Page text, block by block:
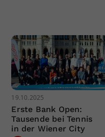
19.10.2025
Erste Bank Open:
Tausende bei Tennis
in der Wiener City